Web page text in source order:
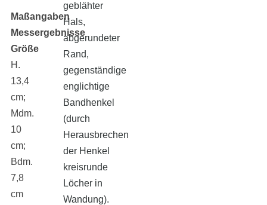
Maßangaben
Messergebnisse
Größe
H.
13,4
cm;
Mdm.
10
cm;
Bdm.
7,8
cm
geblähter
Hals,
abgerundeter
Rand,
gegenständige
englichtige
Bandhenkel
(durch
Herausbrechen
der Henkel
kreisrunde
Löcher in
Wandung).